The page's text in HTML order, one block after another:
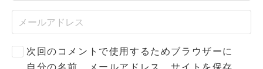
次回のコメントで使用するためブラウザーに
自分の名前、メールアドレス、サイトを保存